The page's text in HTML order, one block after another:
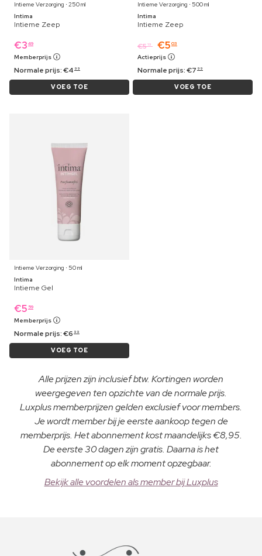
Intieme Verzorging ⋅ 250 ml
Intima
Intieme Zeep
€3 49
Memberprijs
Normale prijs:€4 99
VOEG TOE
Intieme Verzorging ⋅ 500 ml
Intima
Intieme Zeep
€519 €5 03
Actieprijs
Normale prijs:€7 99
VOEG TOE
Intieme Verzorging ⋅ 50 ml
Intima
Intieme Gel
€5 59
Memberprijs
Normale prijs:€6 99
VOEG TOE
Alle prijzen zijn inclusief btw. Kortingen worden
weergegeven ten opzichte van de normale prijs.
Luxplus memberprijzen gelden exclusief voor members.
Je wordt member bij je eerste aankoop tegen de
memberprijs. Het abonnement kost maandelijks €8,95.
De eerste 30 dagen zijn gratis. Daarna is het
abonnement op elk moment opzegbaar.
Bekijk alle voordelen als member bij Luxplus